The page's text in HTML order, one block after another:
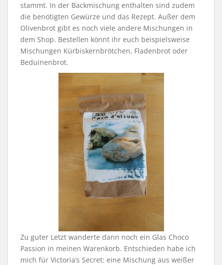
stammt. In der Backmischung enthalten sind zudem
die benötigten Gewürze und das Rezept. Außer dem
Olivenbrot gibt es noch viele andere Mischungen in
dem Shop. Bestellen könnt ihr euch beispielsweise
Mischungen Kürbiskernbrötchen, Fladenbrot oder
Beduinenbrot.
Zu guter Letzt wanderte dann noch ein Glas Choco
Passion in meinen Warenkorb. Entschieden habe ich
mich für Victoria’s Secret: eine Mischung aus weißer